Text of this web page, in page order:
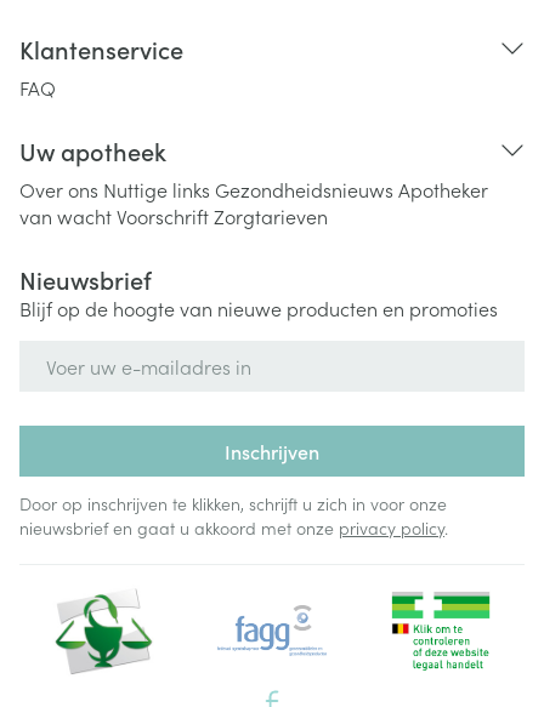
Klantenservice
FAQ
Uw apotheek
Over ons Nuttige links Gezondheidsnieuws Apotheker
van wachtVoorschriftZorgtarieven
Nieuwsbrief
Blijf op de hoogte van nieuwe producten en promoties
Inschrijven
Door op inschrijven te klikken, schrijft u zich in voor onze
nieuwsbrief en gaat u akkoord met onze privacy policy.